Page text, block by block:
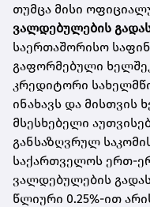
თუმცა მისი
ვალდებულების
საერთაშორისო
გაფორმებული
კრედიტორი
ინახავს და
მსესხებელი
განსაზღვრულ
საქართველოს ერთ-
ვალდებულების
წლიური 0.25%-ით